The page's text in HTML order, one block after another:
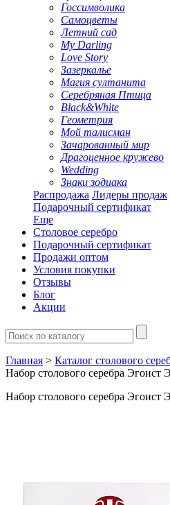
Госсимволика
Самоцветы
Летний сад
My Darling
Love Story
Зазеркалье
Магия султанита
Серебряная Птица
Black&White
Геометрия
Мой талисман
Зачарованный мир
Драгоценное кружево
Wedding
Знаки зодиака
Распродажа Лидеры продаж
Подарочный сертификат
Еще
Столовое серебро
Подарочный сертификат
Продажи оптом
Условия покупки
Отзывы
Блог
Акции
Главная > Каталог столового
Набор столового серебра Эгоист
Набор столового серебра Эгоист